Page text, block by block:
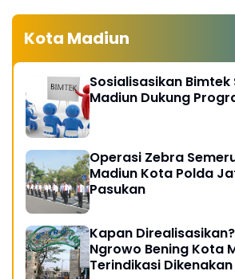
Kota Madiun
Sosialisasikan Bimtek
Madiun Dukung
Operasi Zebra
Madiun Kota Polda
Pasukan
Kapan
Ngrowo Bening Kota
Terindikasi